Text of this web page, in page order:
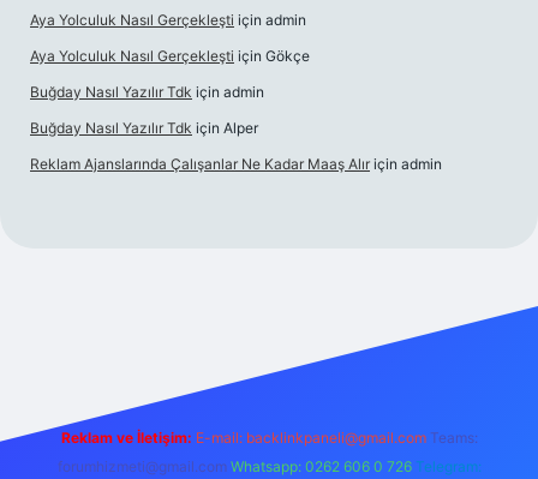
Aya Yolculuk Nasıl Gerçekleşti için admin
Aya Yolculuk Nasıl Gerçekleşti için Gökçe
Buğday Nasıl Yazılır Tdk için admin
Buğday Nasıl Yazılır Tdk için Alper
Reklam Ajanslarında Çalışanlar Ne Kadar Maaş Alır için admin
Reklam ve İletişim: E-mail: backlinkpaneli@gmail.com Teams:
forumhizmeti@gmail.com Whatsapp: 0262 606 0 726 Telegram: